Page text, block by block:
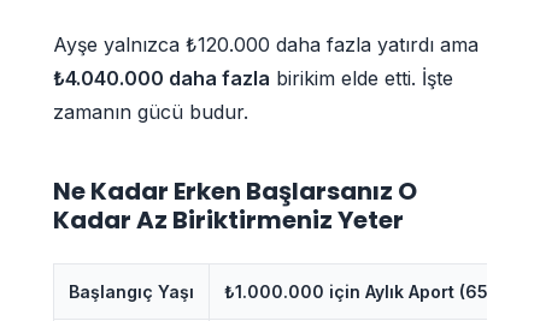
Ayşe yalnızca ₺120.000 daha fazla yatırdı ama
₺4.040.000 daha fazla birikim elde etti. İşte
zamanın gücü budur.
Ne Kadar Erken Başlarsanız O
Kadar Az Biriktirmeniz Yeter
Başlangıç Yaşı ₺1.000.000 için Aylık Aport (65